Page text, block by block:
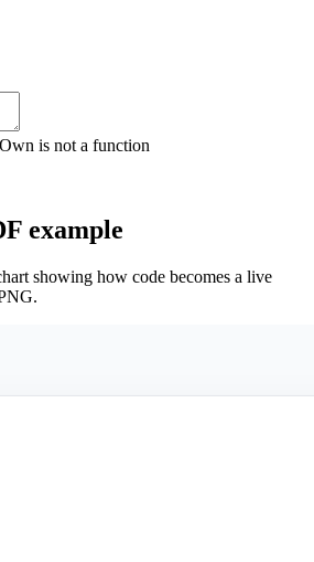
is not a function
example
showing how code becomes a live